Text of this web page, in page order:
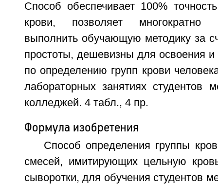
Способ обеспечивает 100%
крови, позволяет многократно
выполнить обучающую методику за
простоты, дешевизны для освоения и
по определению групп крови
лабораторных занятиях студентов
колледжей. 4 табл., 4 пр.
Формула изобретения
Способ определения группы
смесей, имитирующих цельную
сыворотки, для обучения студентов